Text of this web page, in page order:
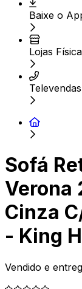
Baixe o
Lojas
Sofá
Verona
Cinza
- King
Vendido e